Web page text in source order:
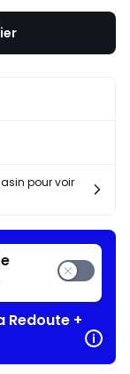
pour voir
Redoute +